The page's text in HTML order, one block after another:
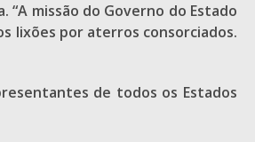
missão do Governo do Estado
lixões por aterros consorciados.
de todos os Estados